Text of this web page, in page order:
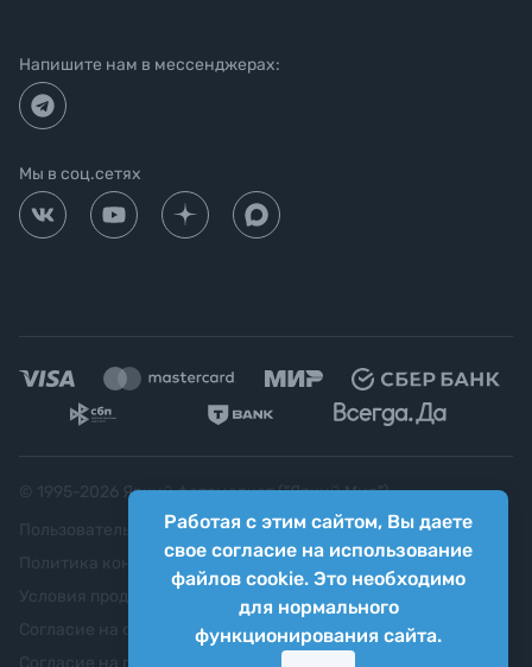
Работая с этим сайтом, Вы даете
свое согласие на использование
файлов cookie. Это необходимо
для нормального
функционирования сайта.
Напишите нам в мессенджерах:
Мы в соц.сетях
Яркий фотомаркет ("Яркий Мир")
Пользовательское соглашение
Политика конфиденциальности
Согласие на обработку персональных данных